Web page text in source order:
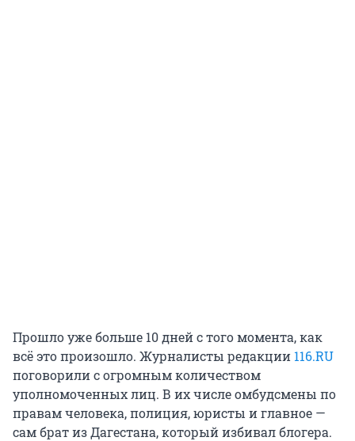
Прошло уже больше 10 дней с того момента, как
всё это произошло. Журналисты редакции 116.RU
поговорили с огромным количеством
уполномоченных лиц. В их числе омбудсмены по
правам человека, полиция, юристы и главное —
сам брат из Дагестана, который избивал блогера.